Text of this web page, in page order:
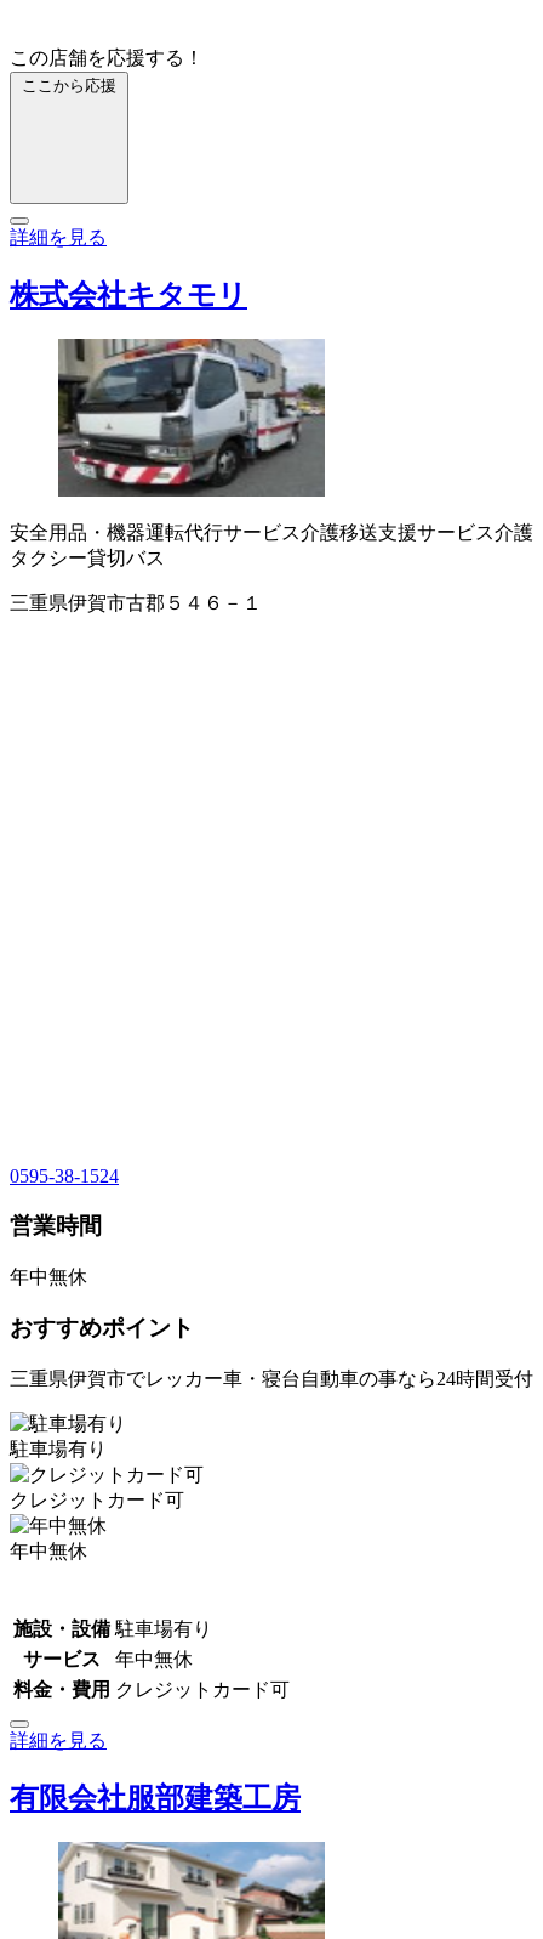
この店舗を応援する！
ここから応援
詳細を見る
株式会社キタモリ
安全用品・機器運転代行サービス介護移送支援サービス介護
タクシー貸切バス
三重県伊賀市古郡５４６－１
0595-38-1524
営業時間
年中無休
おすすめポイント
三重県伊賀市でレッカー車・寝台自動車の事なら24時間受付
駐車場有り
クレジットカード可
年中無休
施設・設備 駐車場有り
サービス
年中無休
料金・費用 クレジットカード可
詳細を見る
有限会社服部建築工房